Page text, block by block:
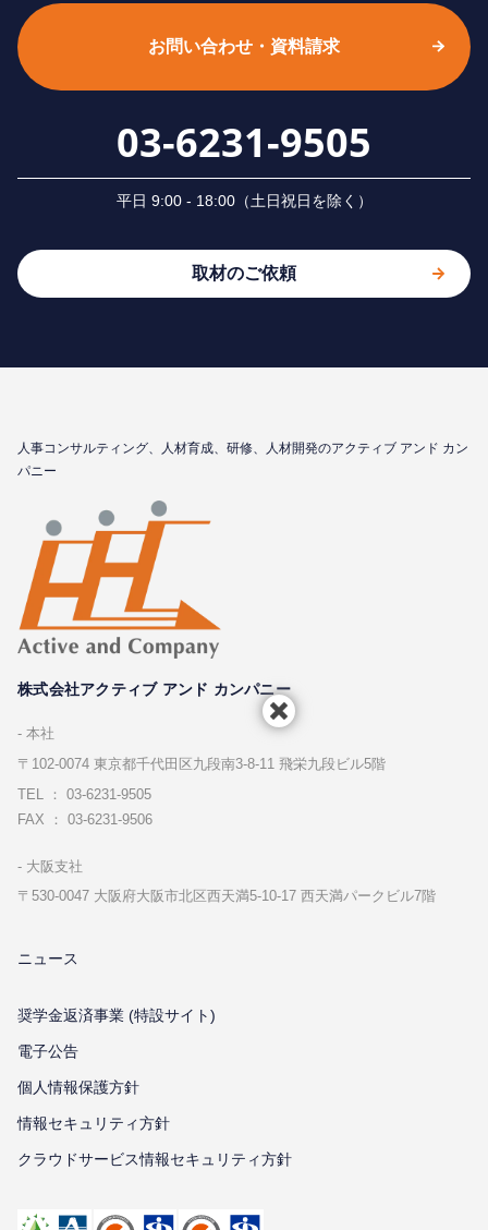
お問い合わせ・資料請求
03-6231-9505
平⽇ 9:00 - 18:00（⼟⽇祝⽇を除く）
取材のご依頼
⼈事コンサルティング、⼈材育成、研修、⼈材開発のアクティブ アンド カン
パニー
株式会社アクティブ アンド カンパニー
本社
〒102-0074 東京都千代⽥区九段南3-8-11 飛栄九段ビル5階
TEL ： 03-6231-9505
FAX ： 03-6231-9506
⼤阪⽀社
〒530-0047 ⼤阪府⼤阪市北区⻄天満5-10-17 ⻄天満パークビル7階
ニュース
奨学金返済事業 (特設サイト)
電子公告
個⼈情報保護⽅針
情報セキュリティ⽅針
クラウドサービス情報セキュリティ方針